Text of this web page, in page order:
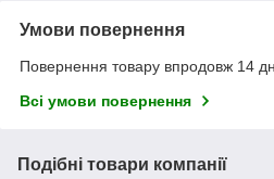
Умови повернення
Повернення товару впродовж 14
Всі умови повернення
Подібні товари компанії